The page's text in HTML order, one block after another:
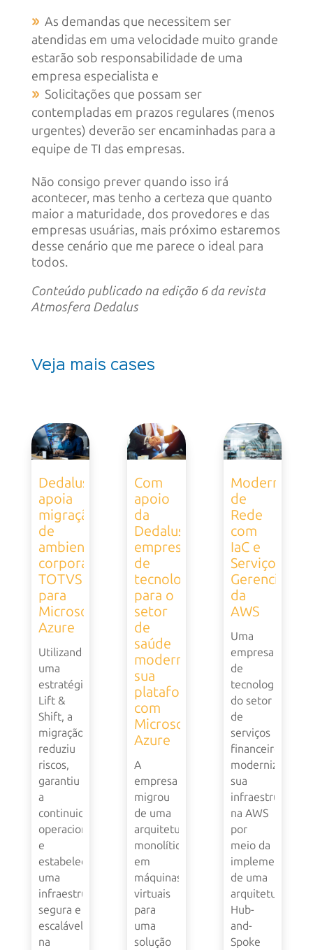
As demandas que necessitem ser
atendidas em uma velocidade muito grande
estarão sob responsabilidade de uma
empresa especialista e
Solicitações que possam ser
contempladas em prazos regulares (menos
urgentes) deverão ser encaminhadas para a
equipe de TI das empresas.
Não consigo prever quando isso irá
acontecer, mas tenho a certeza que quanto
maior a maturidade, dos provedores e das
empresas usuárias, mais próximo estaremos
desse cenário que me parece o ideal para
todos.
Conteúdo publicado na edição 6 da revista
Atmosfera Dedalus
Veja mais cases
Dedalus
apoia
migração
de
ambiente
corporativo
TOTVS
para
Microsoft
Azure
Utilizando
uma
estratégia
Lift &
Shift, a
migração
reduziu
riscos,
garantiu
a
continuidade
operacional
e
estabeleceu
uma
infraestrutura
segura e
escalável
na
Com
apoio
da
Dedalus,
empresa
de
tecnologia
para o
setor
de
saúde
moderniza
sua
plataforma
com
Microsoft
Azure
A
empresa
migrou
de uma
arquitetura
monolítica
em
máquinas
virtuais
para
uma
solução
de
Rede
com
IaC e
Serviços
Gerenciados
da
AWS
Uma
empresa
de
tecnologia
do setor
de
serviços
financeiros
modernizou
sua
infraestrutura
na AWS
por
meio da
implementação
de uma
arquitetura
Hub-
and-
Spoke